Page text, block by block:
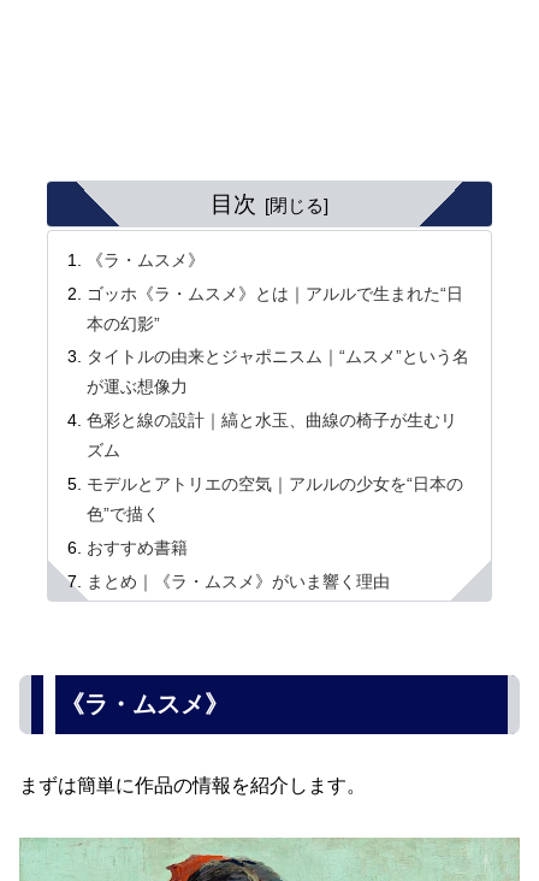
目次
《ラ・ムスメ》
ゴッホ《ラ・ムスメ》とは｜アルルで生まれた“日
本の幻影”
タイトルの由来とジャポニスム｜“ムスメ”という名
が運ぶ想像力
色彩と線の設計｜縞と水玉、曲線の椅子が生むリ
ズム
モデルとアトリエの空気｜アルルの少女を“日本の
色”で描く
おすすめ書籍
まとめ｜《ラ・ムスメ》がいま響く理由
《ラ・ムスメ》
まずは簡単に作品の情報を紹介します。